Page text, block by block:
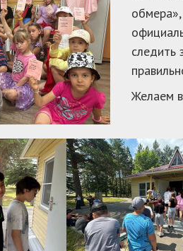
следить
Желаем